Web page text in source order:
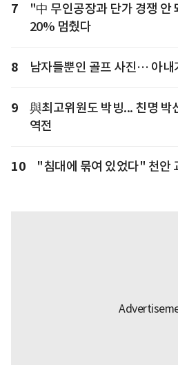
7
"中 무인공장과 단가 경쟁
20% 멈췄다
8 남자들뿐인 골프 사진… 아내
9
與최고위원도 박빙... 친명 박
역전
10 "침대에 묶여 있었다" 천안